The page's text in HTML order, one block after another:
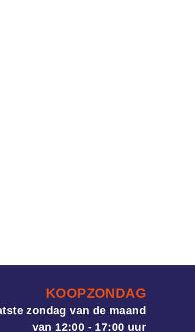
KOOPZONDAG
zondag van de maand
van 12:00 - 17:00 uur